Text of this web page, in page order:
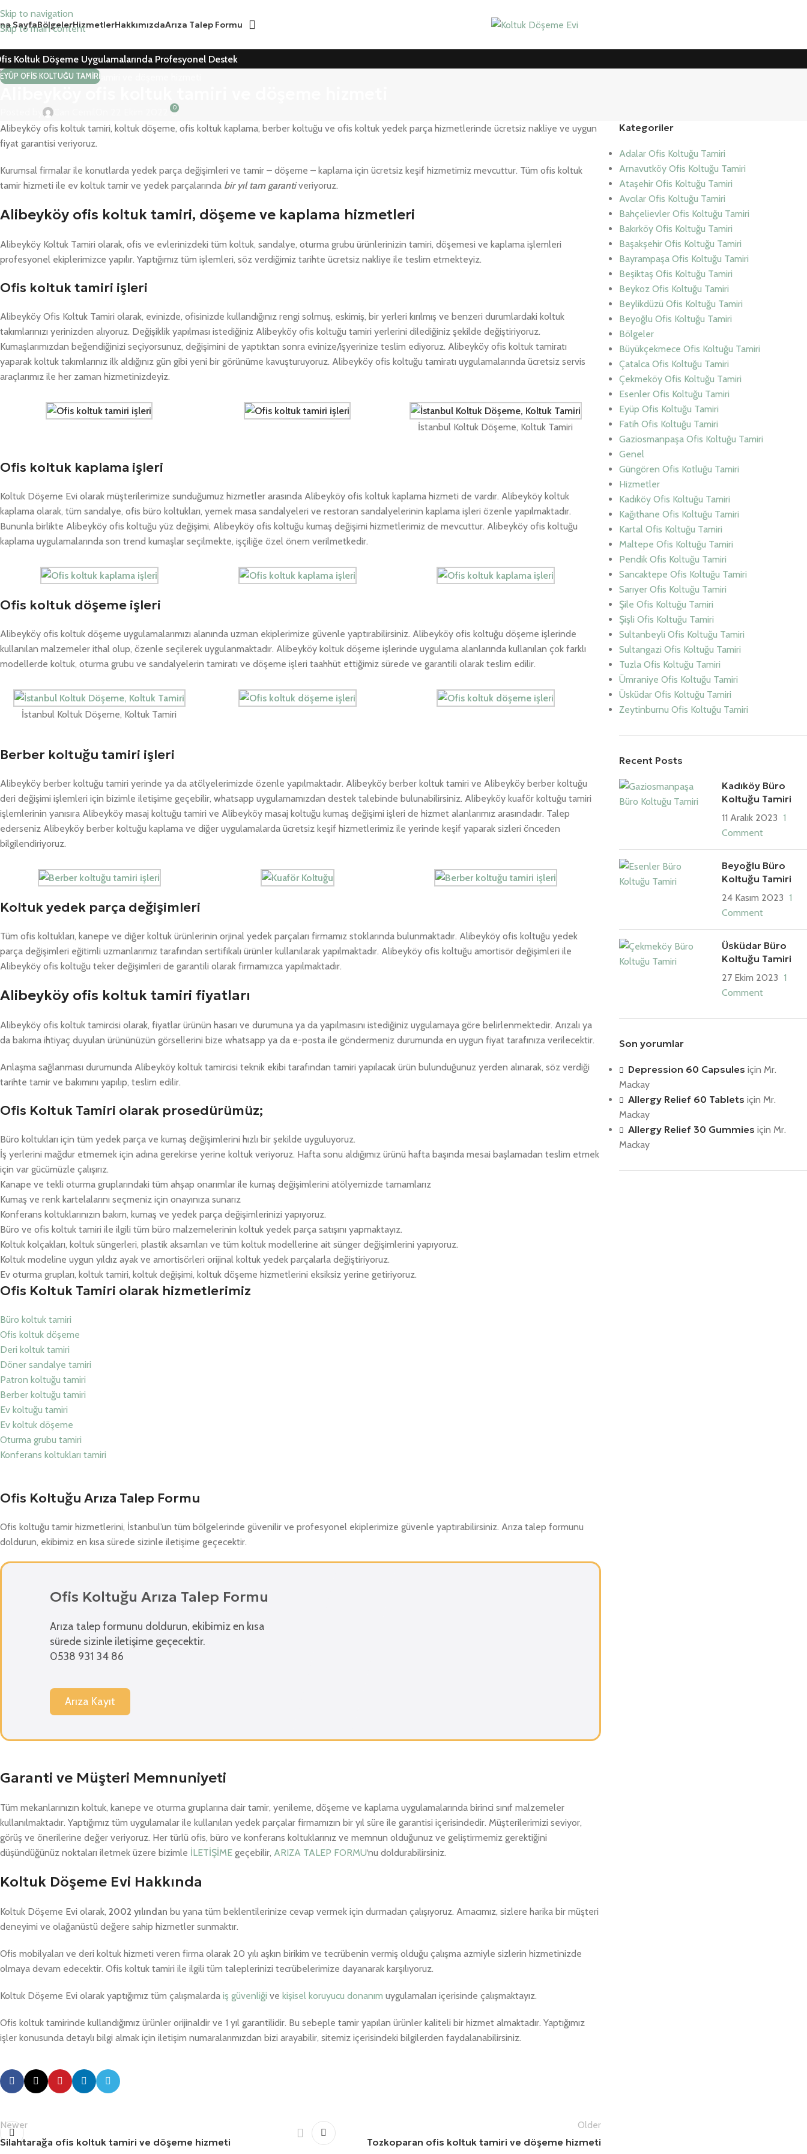
Skip to navigation
Skip to main content
SayfaBölgelerHizmetlerHakkımızdaArıza Talep Formu
Koltuk Döşeme Uygulamalarında Profesyonel Destek
EYÜP OFIS KOLTUĞU TAMIRI
0
Alibeyköy ofis koltuk tamiri, koltuk döşeme, ofis koltuk kaplama, berber koltuğu ve ofis koltuk yedek parça hizmetlerinde ücretsiz nakliye ve uygun
fiyat garantisi veriyoruz.
Kurumsal firmalar ile konutlarda yedek parça değişimleri ve tamir – döşeme – kaplama için ücretsiz keşif hizmetimiz mevcuttur. Tüm ofis koltuk
tamir hizmeti ile ev koltuk tamir ve yedek parçalarında bir yıl tam garantiveriyoruz.
Alibeyköy ofis koltuk tamiri, döşeme ve kaplama hizmetleri
Alibeyköy Koltuk Tamiri olarak, ofis ve evlerinizdeki tüm koltuk, sandalye, oturma grubu ürünlerinizin tamiri, döşemesi ve kaplama işlemleri
profesyonel ekiplerimizce yapılır. Yaptığımız tüm işlemleri, söz verdiğimiz tarihte ücretsiz nakliye ile teslim etmekteyiz.
Ofis koltuk tamiri işleri
Alibeyköy Ofis Koltuk Tamiri olarak, evinizde, ofisinizde kullandığınız rengi solmuş, eskimiş, bir yerleri kırılmış ve benzeri durumlardaki koltuk
takımlarınızı yerinizden alıyoruz. Değişiklik yapılması istediğiniz Alibeyköy ofis koltuğu tamiri yerlerini dilediğiniz şekilde değiştiriyoruz.
Kumaşlarımızdan beğendiğinizi seçiyorsunuz, değişimini de yaptıktan sonra evinize/işyerinize teslim ediyoruz. Alibeyköy ofis koltuk tamiratı
yaparak koltuk takımlarınız ilk aldığınız gün gibi yeni bir görünüme kavuşturuyoruz. Alibeyköy ofis koltuğu tamiratı uygulamalarında ücretsiz servis
araçlarımız ile her zaman hizmetinizdeyiz.
İstanbul Koltuk Döşeme, Koltuk Tamiri
Ofis koltuk kaplama işleri
Koltuk Döşeme Evi olarak müşterilerimize sunduğumuz hizmetler arasında Alibeyköy ofis koltuk kaplama hizmeti de vardır. Alibeyköy koltuk
kaplama olarak, tüm sandalye, ofis büro koltukları, yemek masa sandalyeleri ve restoran sandalyelerinin kaplama işleri özenle yapılmaktadır.
Bununla birlikte Alibeyköy ofis koltuğu yüz değişimi, Alibeyköy ofis koltuğu kumaş değişimi hizmetlerimiz de mevcuttur. Alibeyköy ofis koltuğu
kaplama uygulamalarında son trend kumaşlar seçilmekte, işçiliğe özel önem verilmetkedir.
Ofis koltuk döşeme işleri
Alibeyköy ofis koltuk döşeme uygulamalarımızı alanında uzman ekiplerimize güvenle yaptırabilirsiniz. Alibeyköy ofis koltuğu döşeme işlerinde
kullanılan malzemeler ithal olup, özenle seçilerek uygulanmaktadır. Alibeyköy koltuk döşeme işlerinde uygulama alanlarında kullanılan çok farklı
modellerde koltuk, oturma grubu ve sandalyelerin tamiratı ve döşeme işleri taahhüt ettiğimiz sürede ve garantili olarak teslim edilir.
İstanbul Koltuk Döşeme, Koltuk Tamiri
Berber koltuğu tamiri işleri
Alibeyköy berber koltuğu tamiri yerinde ya da atölyelerimizde özenle yapılmaktadır. Alibeyköy berber koltuk tamiri ve Alibeyköy berber koltuğu
deri değişimi işlemleri için bizimle iletişime geçebilir, whatsapp uygulamamızdan destek talebinde bulunabilirsiniz. Alibeyköy kuaför koltuğu tamiri
işlemlerinin yanısıra Alibeyköy masaj koltuğu tamiri ve Alibeyköy masaj koltuğu kumaş değişimi işleri de hizmet alanlarımız arasındadır. Talep
ederseniz Alibeyköy berber koltuğu kaplama ve diğer uygulamalarda ücretsiz keşif hizmetlerimiz ile yerinde keşif yaparak sizleri önceden
bilgilendiriyoruz.
Koltuk yedek parça değişimleri
Tüm ofis koltukları, kanepe ve diğer koltuk ürünlerinin orjinal yedek parçaları firmamız stoklarında bulunmaktadır. Alibeyköy ofis koltuğu yedek
parça değişimleri eğitimli uzmanlarımız tarafından sertifikalı ürünler kullanılarak yapılmaktadır. Alibeyköy ofis koltuğu amortisör değişimleri ile
Alibeyköy ofis koltuğu teker değişimleri de garantili olarak firmamızca yapılmaktadır.
Alibeyköy ofis koltuk tamiri fiyatları
Alibeyköy ofis koltuk tamircisi olarak, fiyatlar ürünün hasarı ve durumuna ya da yapılmasını istediğiniz uygulamaya göre belirlenmektedir. Arızalı ya
da bakıma ihtiyaç duyulan ürününüzün görsellerini bize whatsapp ya da e-posta ile göndermeniz durumunda en uygun fiyat tarafınıza verilecektir.
Anlaşma sağlanması durumunda Alibeyköy koltuk tamircisi teknik ekibi tarafından tamiri yapılacak ürün bulunduğunuz yerden alınarak, söz verdiği
tarihte tamir ve bakımını yapılıp, teslim edilir.
Ofis Koltuk Tamiri olarak prosedürümüz;
Büro koltukları için tüm yedek parça ve kumaş değişimlerini hızlı bir şekilde uyguluyoruz.
İş yerlerini mağdur etmemek için adına gerekirse yerine koltuk veriyoruz. Hafta sonu aldığımız ürünü hafta başında mesai başlamadan teslim etmek
için var gücümüzle çalışırız.
Kanape ve tekli oturma gruplarındaki tüm ahşap onarımlar ile kumaş değişimlerini atölyemizde tamamlarız
Kumaş ve renk kartelalarını seçmeniz için onayınıza sunarız
Konferans koltuklarınızın bakım, kumaş ve yedek parça değişimlerinizi yapıyoruz.
Büro ve ofis koltuk tamiri ile ilgili tüm büro malzemelerinin koltuk yedek parça satışını yapmaktayız.
Koltuk kolçakları, koltuk süngerleri, plastik aksamları ve tüm koltuk modellerine ait sünger değişimlerini yapıyoruz.
Koltuk modeline uygun yıldız ayak ve amortisörleri orijinal koltuk yedek parçalarla değiştiriyoruz.
Ev oturma grupları, koltuk tamiri, koltuk değişimi, koltuk döşeme hizmetlerini eksiksiz yerine getiriyoruz.
Ofis Koltuk Tamiri olarak hizmetlerimiz
Büro koltuk tamiri
Ofis koltuk döşeme
Deri koltuk tamiri
Döner sandalye tamiri
Patron koltuğu tamiri
Berber koltuğu tamiri
Ev koltuğu tamiri
Ev koltuk döşeme
Oturma grubu tamiri
Konferans koltukları tamiri
Ofis Koltuğu Arıza Talep Formu
Ofis koltuğu tamir hizmetlerini, İstanbul’un tüm bölgelerinde güvenilir ve profesyonel ekiplerimize güvenle yaptırabilirsiniz. Arıza talep formunu
doldurun, ekibimiz en kısa sürede sizinle iletişime geçecektir.
Ofis Koltuğu Arıza Talep Formu
Arıza talep formunu doldurun, ekibimiz en kısa
sürede sizinle iletişime geçecektir.
0538 931 34 86
Arıza Kayıt
Garanti ve Müşteri Memnuniyeti
Tüm mekanlarınızın koltuk, kanepe ve oturma gruplarına dair tamir, yenileme, döşeme ve kaplama uygulamalarında birinci sınıf malzemeler
kullanılmaktadır. Yaptığımız tüm uygulamalar ile kullanılan yedek parçalar firmamızın bir yıl süre ile garantisi içerisindedir. Müşterilerimizi seviyor,
görüş ve önerilerine değer veriyoruz. Her türlü ofis, büro ve konferans koltuklarınız ve memnun olduğunuz ve geliştirmemiz gerektiğini
düşündüğünüz noktaları iletmek üzere bizimle İLETİŞİME geçebilir, ARIZA TALEP FORMU‘nu doldurabilirsiniz.
Koltuk Döşeme Evi Hakkında
Koltuk Döşeme Evi olarak, 2002 yılından bu yana tüm beklentilerinize cevap vermek için durmadan çalışıyoruz. Amacımız, sizlere harika bir müşteri
deneyimi ve olağanüstü değere sahip hizmetler sunmaktır.
Ofis mobilyaları ve deri koltuk hizmeti veren firma olarak 20 yılı aşkın birikim ve tecrübenin vermiş olduğu çalışma azmiyle sizlerin hizmetinizde
olmaya devam edecektir. Ofis koltuk tamiri ile ilgili tüm taleplerinizi tecrübelerimize dayanarak karşılıyoruz.
Koltuk Döşeme Evi olarak yaptığımız tüm çalışmalarda iş güvenliği ve kişisel koruyucu donanım uygulamaları içerisinde çalışmaktayız.
Ofis koltuk tamirinde kullandığımız ürünler orijinaldir ve 1 yıl garantilidir. Bu sebeple tamir yapılan ürünler kaliteli bir hizmet almaktadır. Yaptığımız
işler konusunda detaylı bilgi almak için iletişim numaralarımızdan bizi arayabilir, sitemiz içerisindeki bilgilerden faydalanabilirsiniz.
Newer
Silahtarağa ofis koltuk tamiri ve döşeme hizmeti
Older
Tozkoparan ofis koltuk tamiri ve döşeme hizmeti
Kategoriler
Adalar Ofis Koltuğu Tamiri
Arnavutköy Ofis Koltuğu Tamiri
Ataşehir Ofis Koltuğu Tamiri
Avcılar Ofis Koltuğu Tamiri
Bahçelievler Ofis Koltuğu Tamiri
Bakırköy Ofis Koltuğu Tamiri
Başakşehir Ofis Koltuğu Tamiri
Bayrampaşa Ofis Koltuğu Tamiri
Beşiktaş Ofis Koltuğu Tamiri
Beykoz Ofis Koltuğu Tamiri
Beylikdüzü Ofis Koltuğu Tamiri
Beyoğlu Ofis Koltuğu Tamiri
Bölgeler
Büyükçekmece Ofis Koltuğu Tamiri
Çatalca Ofis Koltuğu Tamiri
Çekmeköy Ofis Koltuğu Tamiri
Esenler Ofis Koltuğu Tamiri
Eyüp Ofis Koltuğu Tamiri
Fatih Ofis Koltuğu Tamiri
Gaziosmanpaşa Ofis Koltuğu Tamiri
Genel
Güngören Ofis Kotluğu Tamiri
Hizmetler
Kadıköy Ofis Koltuğu Tamiri
Kağıthane Ofis Koltuğu Tamiri
Kartal Ofis Koltuğu Tamiri
Maltepe Ofis Koltuğu Tamiri
Pendik Ofis Koltuğu Tamiri
Sancaktepe Ofis Koltuğu Tamiri
Sarıyer Ofis Koltuğu Tamiri
Şile Ofis Koltuğu Tamiri
Şişli Ofis Koltuğu Tamiri
Sultanbeyli Ofis Koltuğu Tamiri
Sultangazi Ofis Koltuğu Tamiri
Tuzla Ofis Koltuğu Tamiri
Ümraniye Ofis Koltuğu Tamiri
Üsküdar Ofis Koltuğu Tamiri
Zeytinburnu Ofis Koltuğu Tamiri
Recent Posts
Kadıköy Büro
Koltuğu Tamiri
11 Aralık 2023 1
Comment
Beyoğlu Büro
Koltuğu Tamiri
24 Kasım 2023 1
Comment
Üsküdar Büro
Koltuğu Tamiri
27 Ekim 2023 1
Comment
Son yorumlar
Depression 60 Capsules için Mr.
Mackay
Allergy Relief 60 Tablets için Mr.
Mackay
Allergy Relief 30 Gummies için Mr.
Mackay